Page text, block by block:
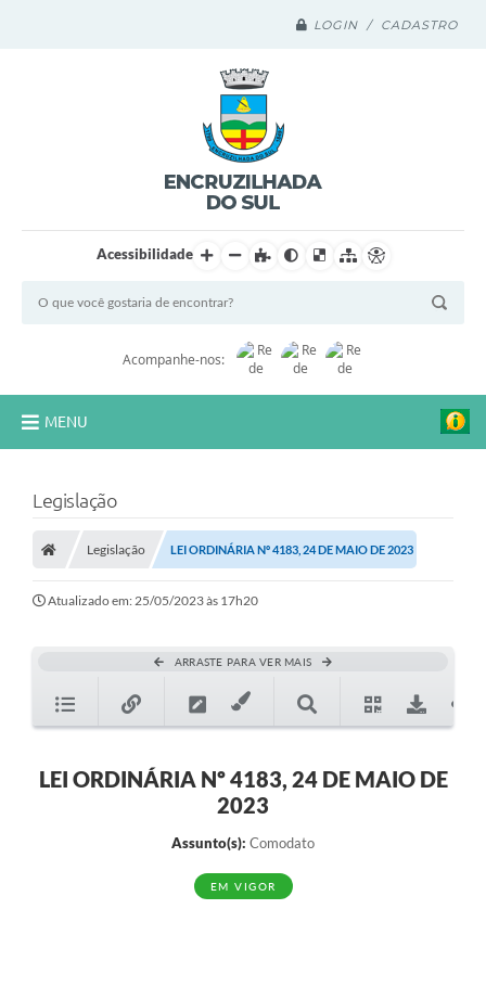
LOGIN / CADASTRO
Acessibilidade
Acompanhe-nos:
MENU
A Prefeitura
Município
Turismo
Transparência
1DOC
PARCEIROS
Legislação
Legislação LEI ORDINÁRIA Nº 4183, 24 DE MAIO DE 2023
Atualizado em: 25/05/2023 às 17h20
ARRASTE PARA VER MAIS
LEI ORDINÁRIA Nº 4183, 24 DE MAIO DE
2023
Assunto(s): Comodato
EM VIGOR